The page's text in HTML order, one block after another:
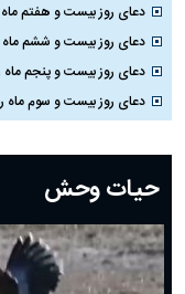
دعای روز بیست و هفتم ماه رمضان؛
دعای روز بیست و ششم ماه رمضان؛
دعای روز بیست و پنجم ماه رمضان؛ ۲۴
دعای روز بیست و سوم ماه رمضان؛ ۲۲
دعای روز بیستم ماه رمضان؛ ۱۹ اسفند
دعای روز هشتم ماه مبارک رمضان؛ ۷ اسفند
دعای روز هفتم ماه رمضان؛ ۶ اسفند ۱۴۰۴
دعای روز ششم ماه رمضان؛ ۵ اسفند ۱۴۰۴
دعای روز پنجم ماه رمضان؛ ۴ اسفند ۱۴۰۴
حیات وحش